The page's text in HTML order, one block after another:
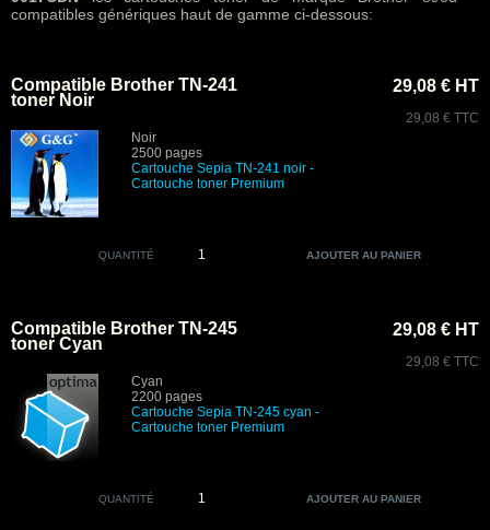
compatibles génériques haut de gamme ci-dessous:
Compatible Brother TN-241
toner Noir
Noir
2500 pages
Cartouche Sepia TN-241 noir -
Cartouche toner Premium
29,08 € HT
29,08 € TTC
QUANTITÉ
Compatible Brother TN-245
toner Cyan
Cyan
2200 pages
Cartouche Sepia TN-245 cyan -
Cartouche toner Premium
29,08 € HT
29,08 € TTC
QUANTITÉ